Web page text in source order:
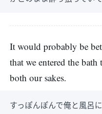
It would probably be
that we entered the
both our sakes.
すっぽんぽんで俺と風呂